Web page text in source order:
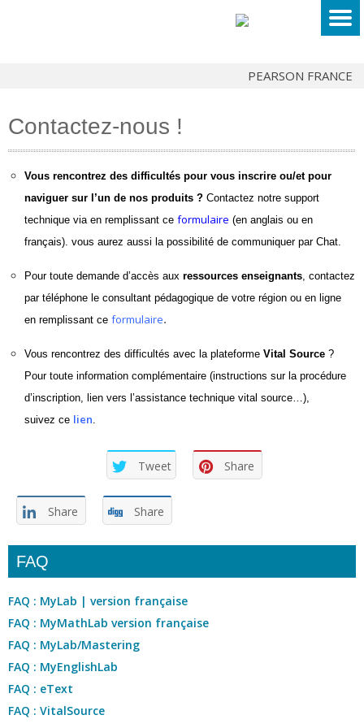
PEARSON FRANCE
Contactez-nous !
Vous rencontrez des difficultés pour vous inscrire ou/et pour
naviguer sur l’un de nos produits ? Contactez notre support
technique viaen remplissant ce formulaire (en anglais ou en
français). vous aurez aussi la possibilité de communiquer par Chat.
Pour toute demande d’accès aux ressources enseignants, contactez
par téléphone le consultant pédagogique de votre région ou en ligne
en remplissant ce formulaire.
Vous rencontrez des difficultés avec la plateforme Vital Source ?
Pour toute information complémentaire (instructions sur la procédure
d’inscription, lien vers l’assistance technique vital source…),
suivez ce lien.
Tweet Share
Share Share
FAQ
FAQ : MyLab | version française
FAQ : MyMathLab version française
FAQ : MyLab/Mastering
FAQ : MyEnglishLab
FAQ : eText
FAQ : VitalSource